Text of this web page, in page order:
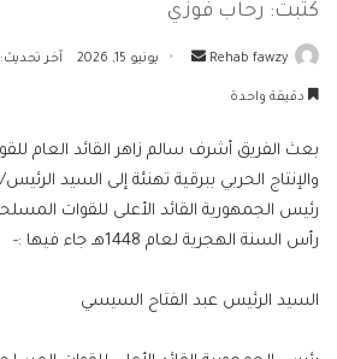
كتبت: رحاب فوزي
Rehab fawzy
أرسل يونيو 15, 2026 آخر تحديث:
دقيقة واحدة
بعث الفريق أشرف سالم زاهر القائد العام
والإنتاج الحربي ببرقية تهنئة إلى السيد
رئيس الجمهورية القائد الأعلى للقوات
رأس السنة الهجرية لعام 1448هـ جاء فيها :-
السيد الرئيس عبد الفتاح السيسي